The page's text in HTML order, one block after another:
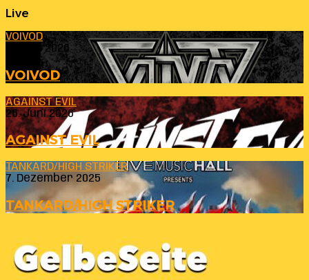
Live
VOIVOD
23. Juli 2026
VOIVOD
AGAINST EVIL
26. Juni 2026
AGAINST EVIL
TANKARD/HIGH STRIKER
7. Dezember 2025
TANKARD/HIGH STRIKER